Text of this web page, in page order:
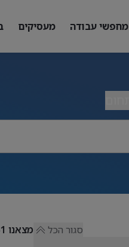
מחפשי עבודה מעסיקים
סגור הכל מצאנו